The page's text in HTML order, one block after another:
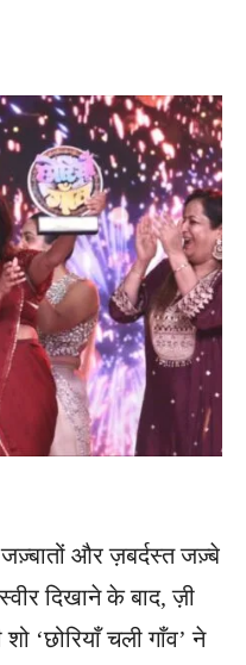
और ज़बर्दस्त जज़्बे
दिखाने के बाद, ज़ी
‘छोरियाँ चली गाँव’ ने